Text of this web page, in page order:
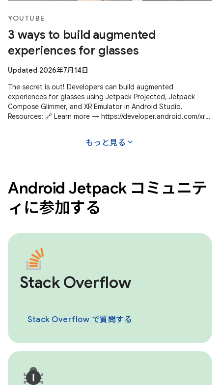
YOUTUBE
3 ways to build augmented
experiences for glasses
Updated 2026年7月14日
The secret is out! Developers can build augmented
experiences for glasses using Jetpack Projected, Jetpack
Compose Glimmer, and XR Emulator in Android Studio.
Resources: 🔗 Learn more → https://developer.android.com/xr
もっと見る expand_more
Android Jetpack コミュニテ
ィに参加する
Stack Overflow
Stack Overflow で質問する